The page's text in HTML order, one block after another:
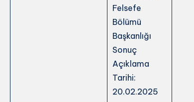
Felsefe
Bölümü
Başkanlığı
Sonuç
Açıklama
Tarihi:
20.02.2025